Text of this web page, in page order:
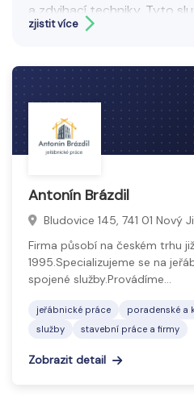
a zdvihací techniky. Tyto
výstavbě, montážích,
Cílem je zajistit bezpečné,
provedení zdvihacích
bezpečnostních předpisů.
zjistit více
Antonín Brázdil
Bludovice 145, 741 01 Nový
Firma působí na českém trhu
1995.Specializujeme se na
spojené služby.Provádíme…
jeřábnické práce poradenské a
služby
stavební práce a firmy
Zobrazit detail